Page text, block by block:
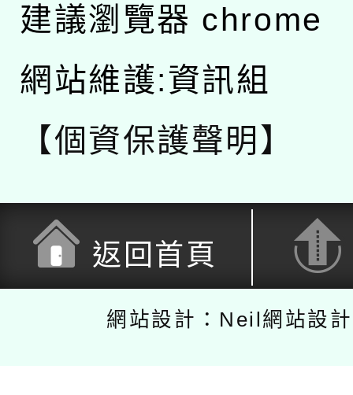
建議瀏覽器 chrome
網站維護:資訊組
【個資保護聲明】
返回首頁
網站設計：Neil網站設